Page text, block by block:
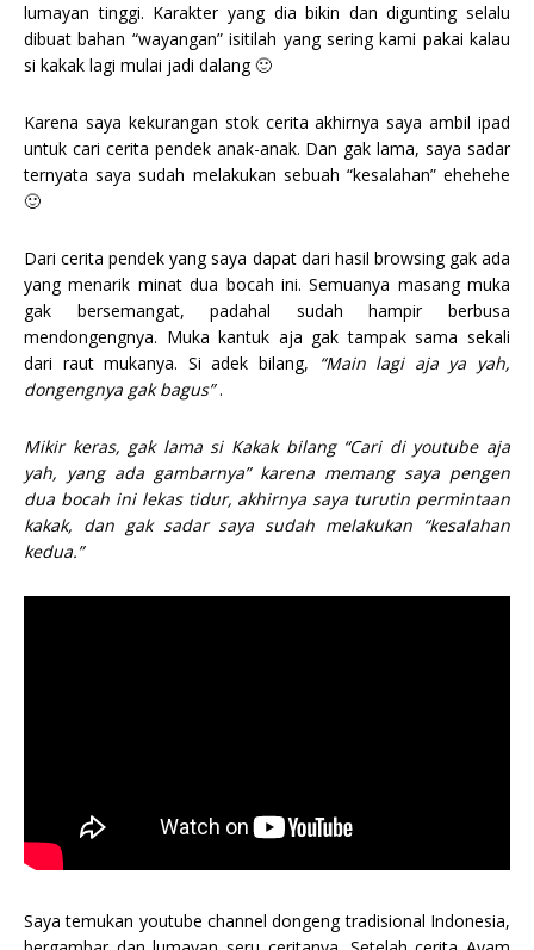
lumayan tinggi. Karakter yang dia bikin dan digunting selalu
dibuat bahan “wayangan” isitilah yang sering kami pakai kalau
si kakak lagi mulai jadi dalang 🙂
Karena saya kekurangan stok cerita akhirnya saya ambil ipad
untuk cari cerita pendek anak-anak. Dan gak lama, saya sadar
ternyata saya sudah melakukan sebuah “kesalahan” ehehehe
🙂
Dari cerita pendek yang saya dapat dari hasil browsing gak ada
yang menarik minat dua bocah ini. Semuanya masang muka
gak bersemangat, padahal sudah hampir berbusa
mendongengnya. Muka kantuk aja gak tampak sama sekali
dari raut mukanya. Si adek bilang,
“Main lagi aja ya yah,
dongengnya gak bagus”.
Mikir keras, gak lama si Kakak bilang “Cari di youtube aja
yah, yang ada gambarnya” karena memang saya pengen
dua bocah ini lekas tidur, akhirnya saya turutin permintaan
kakak, dan gak sadar saya sudah melakukan “kesalahan
kedua.”
Saya temukan youtube channel dongeng tradisional Indonesia,